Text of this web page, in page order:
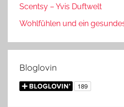
Scentsy – Yvis Duftwelt
Wohlfühlen und ein
Bloglovin